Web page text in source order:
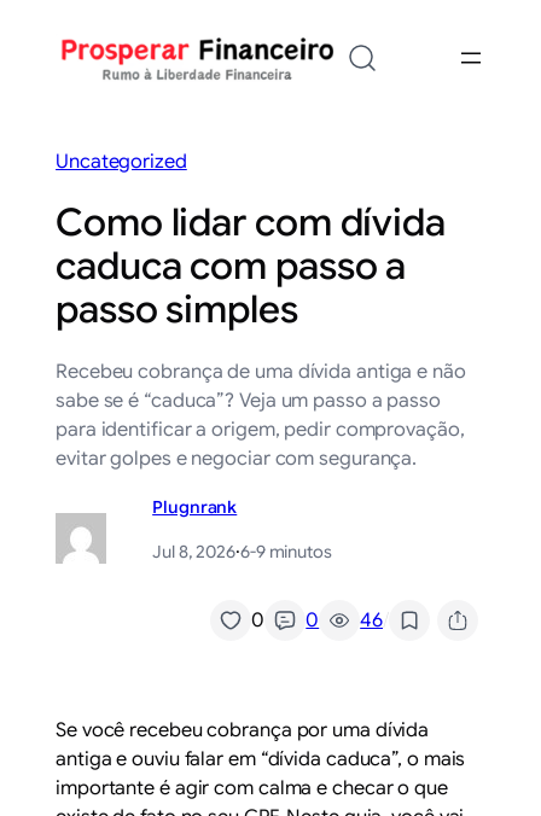
Uncategorized
Como lidar com dívida
caduca com passo a
passo simples
Recebeu cobrança de uma dívida antiga e não
sabe se é “caduca”? Veja um passo a passo
para identificar a origem, pedir comprovação,
evitar golpes e negociar com segurança.
Plugnrank
Jul 8, 2026·6-9 minutos
0 0 46/
Se você recebeu cobrança por uma dívida
antiga e ouviu falar em “dívida caduca”, o mais
importante é agir com calma e checar o que